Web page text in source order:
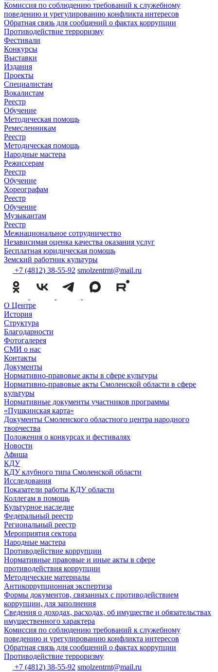
Комиссия по соблюдению требований к служебному
поведению и урегулированию конфликта интересов
Обратная связь для сообщений о фактах коррупции
Противодействие терроризму
Фестивали
Конкурсы
Выставки
Издания
Проекты
Специалистам
Вокалистам
Реестр
Обучение
Методическая помощь
Ремесленникам
Реестр
Методическая помощь
Народные мастера
Режиссерам
Реестр
Обучение
Хореографам
Реестр
Обучение
Музыкантам
Реестр
Межнациональное сотрудничество
Независимая оценка качества оказания услуг
Бесплатная юридическая помощь
Земский работник культуры
+7 (4812) 38-55-92 smolzentrnt@mail.ru
О Центре
История
Структура
Благодарности
Фотогалерея
СМИ о нас
Контакты
Документы
Нормативно-правовые акты в сфере культуры
Нормативно-правовые акты Смоленской области в сфере
культуры
Нормативные документы участников программы
«Пушкинская карта»
Документы Смоленского областного центра народного
творчества
Положения о конкурсах и фестивалях
Новости
Афиша
КДУ
КДУ клубного типа Смоленской области
Исследования
Показатели работы КДУ области
Коллегам в помощь
Культурное наследие
Федеральный реестр
Региональный реестр
Мероприятия сектора
Народные мастера
Противодействие коррупции
Нормативные правовые и иные акты в сфере
противодействия коррупции
Методические материалы
Антикоррупционная экспертиза
Формы документов, связанных с противодействием
коррупции, для заполнения
Сведения о доходах, расходах, об имуществе и обязательствах
имущественного характера
Комиссия по соблюдению требований к служебному
поведению и урегулированию конфликта интересов
Обратная связь для сообщений о фактах коррупции
Противодействие терроризму
+7 (4812) 38-55-92 smolzentrnt@mail.ru